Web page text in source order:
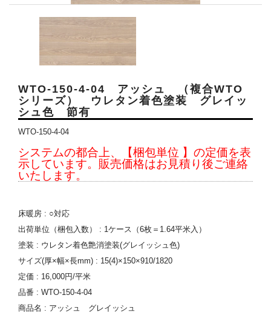
WTO-150-4-04 アッシュ （複合WTO
シリーズ） ウレタン着色塗装 グレイッ
シュ色 節有
WTO-150-4-04
システムの都合上、【梱包単位 】の定価を表
示しています。販売価格はお見積り後ご連絡
いたします。
床暖房 : ○対応
出荷単位（梱包入数） : 1ケース（6枚＝1.64平米入）
塗装 : ウレタン着色艶消塗装(グレイッシュ色)
サイズ(厚×幅×長mm) : 15(4)×150×910/1820
定価 : 16,000円/平米
品番 : WTO-150-4-04
商品名 : アッシュ グレイッシュ